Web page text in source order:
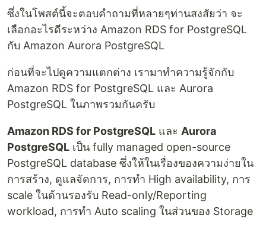
ซึ่งในโพสต์นี้จะตอบคำถามที่หลายๆท่านสงสัยว่า จะ
เลือกอะไรดีระหว่าง Amazon RDS for PostgreSQL
กับ Amazon Aurora PostgreSQL
ก่อนที่จะไปดูความแตกต่าง เรามาทำความรู้จักกับ
Amazon RDS for PostgreSQL และ Aurora
PostgreSQL ในภาพรวมกันครับ
Amazon RDS for PostgreSQL และ Aurora
PostgreSQL เป็น fully managed open-source
PostgreSQL database ซึ่งให้ในเรื่องของความง่ายใน
การสร้าง, ดูแลจัดการ,​ การทำ High availability, การ
scale ในด้านรองรับ Read-only/Reporting
workload, การทำ Auto scaling ในส่วนของ Storage